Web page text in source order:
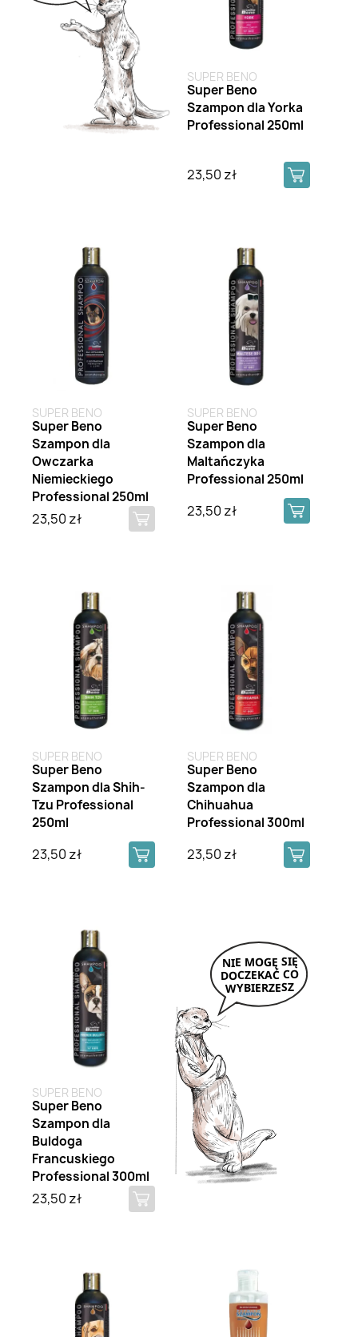
SUPER BENO
Super Beno
Szampon dla Yorka
Professional 250ml
23,50 zł
SUPER BENO
Super Beno
Szampon dla
Owczarka
Niemieckiego
Professional 250ml
23,50 zł
SUPER BENO
Super Beno
Szampon dla
Maltańczyka
Professional 250ml
23,50 zł
SUPER BENO
Super Beno
Szampon dla Shih-
Tzu Professional
250ml
23,50 zł
SUPER BENO
Super Beno
Szampon dla
Chihuahua
Professional 300ml
23,50 zł
SUPER BENO
Super Beno
Szampon dla
Buldoga
Francuskiego
Professional 300ml
23,50 zł